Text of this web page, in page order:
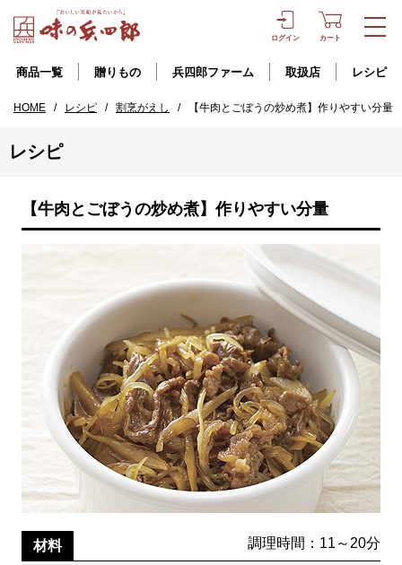
ログイン カート
商品一覧 贈りもの 兵四郎ファーム 取扱店 レシピ
HOME / レシピ / 割烹がえし / 【牛肉とごぼうの炒め煮】作りやすい分量
レシピ
【牛肉とごぼうの炒め煮】作りやすい分量
材料 調理時間：11～20分